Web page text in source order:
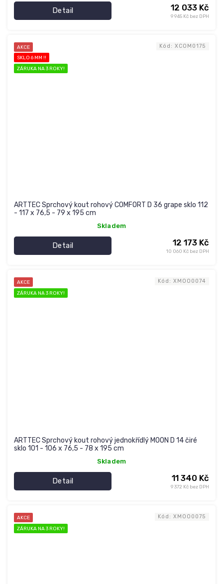
9 945 Kč bez DPH
12 033 Kč
Detail
AKCE
SKLO 6 MM !!
ZÁRUKA NA 3 ROKY!
ARTTEC Sprchový kout rohový COMFORT D 36 grape sklo 112
- 117 x 76,5 - 79 x 195 cm
Skladem
10 060 Kč bez DPH
12 173 Kč
Detail
Kód: XCOM0175
AKCE
ZÁRUKA NA 3 ROKY!
ARTTEC Sprchový kout rohový jednokřídlý MOON D 14 čiré
sklo 101 - 106 x 76,5 - 78 x 195 cm
Skladem
9 372 Kč bez DPH
11 340 Kč
Detail
Kód: XMOO0074
AKCE
ZÁRUKA NA 3 ROKY!
Kód: XMOO0075